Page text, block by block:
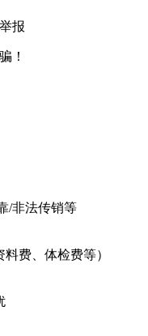
报
！
/非法传销等
费、体检费等）